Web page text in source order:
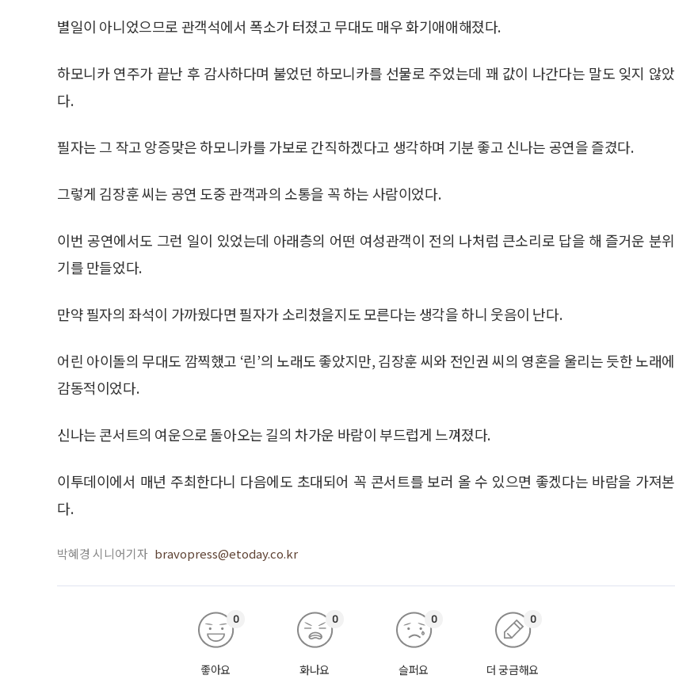
별일이 아니었으므로 관객석에서 폭소가 터졌고 무대도 매우 화기애애해졌다.
하모니카 연주가 끝난 후 감사하다며 불었던 하모니카를 선물로 주었는데 꽤 값이 나간다는 말도 잊지 않았
다.
필자는 그 작고 앙증맞은 하모니카를 가보로 간직하겠다고 생각하며 기분 좋고 신나는 공연을 즐겼다.
그렇게 김장훈 씨는 공연 도중 관객과의 소통을 꼭 하는 사람이었다.
이번 공연에서도 그런 일이 있었는데 아래층의 어떤 여성관객이 전의 나처럼 큰소리로 답을 해 즐거운 분위
기를 만들었다.
만약 필자의 좌석이 가까웠다면 필자가 소리쳤을지도 모른다는 생각을 하니 웃음이 난다.
어린 아이돌의 무대도 깜찍했고 ‘린’의 노래도 좋았지만, 김장훈 씨와 전인권 씨의 영혼을 울리는 듯한 노래에
감동적이었다.
신나는 콘서트의 여운으로 돌아오는 길의 차가운 바람이 부드럽게 느껴졌다.
이투데이에서 매년 주최한다니 다음에도 초대되어 꼭 콘서트를 보러 올 수 있으면 좋겠다는 바람을 가져본
다.
박혜경 시니어기자 bravopress@etoday.co.kr
좋아요
0
화나요
0
슬퍼요
0
더 궁금해요
0